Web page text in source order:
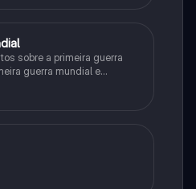
sobre a primeira guerra
guerra mundial e
Guerra Mundial, fases da